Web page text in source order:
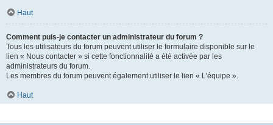
Haut
Comment puis-je contacter un administrateur du forum ?
Tous les utilisateurs du forum peuvent utiliser le formulaire disponible sur le
lien « Nous contacter » si cette fonctionnalité a été activée par les
administrateurs du forum.
Les membres du forum peuvent également utiliser le lien « L’équipe ».
Haut